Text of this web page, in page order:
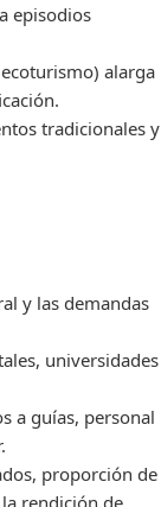
episodios
alarga
tradicionales y
y las demandas
universidades
a guías, personal
proporción de